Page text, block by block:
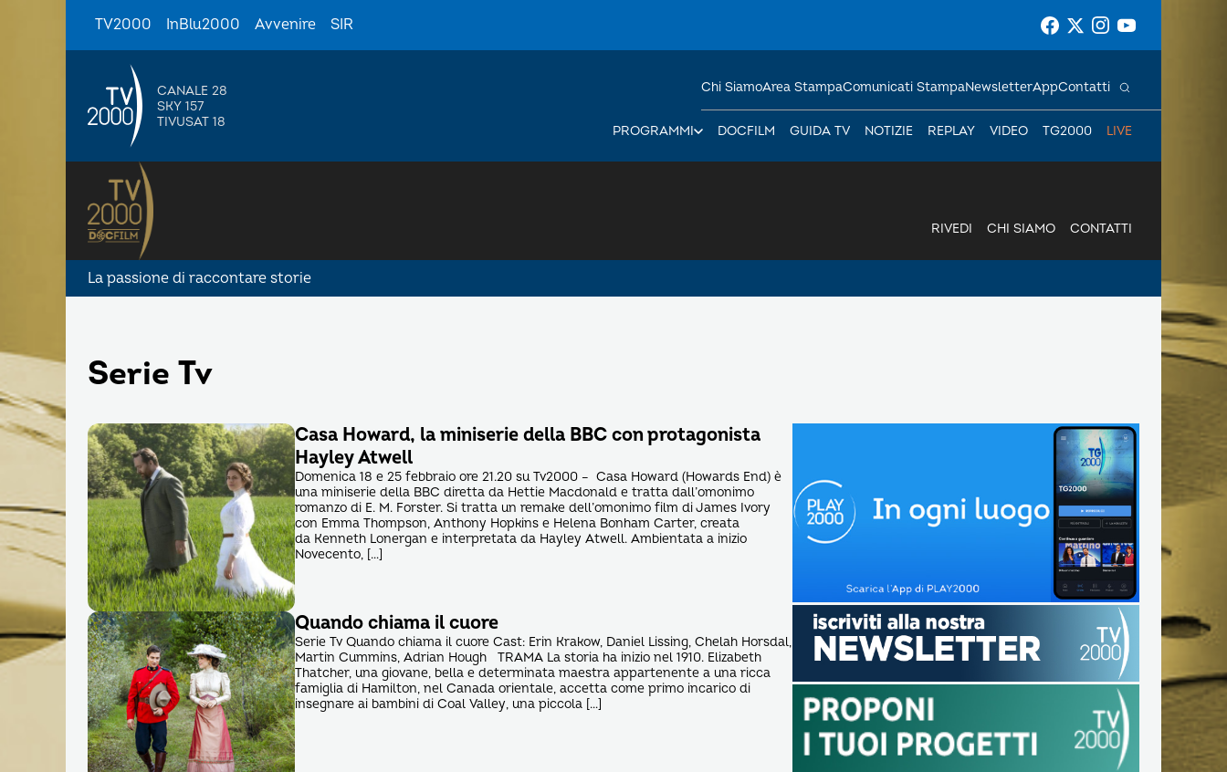
TV2000 InBlu2000 Avvenire SIR
CANALE 28
SKY 157
TIVUSAT 18
PROGRAMMI DOCFILM GUIDA TV NOTIZIE REPLAY VIDEO TG2000 LIVE
Chi SiamoArea StampaComunicati StampaNewsletterAppContatti
RIVEDI CHI SIAMO CONTATTI
La passione di raccontare storie
Serie Tv
Casa Howard, la miniserie della BBC con protagonista
Hayley Atwell
Domenica 18 e 25 febbraio ore 21.20 su Tv2000 – Casa Howard (Howards End) è
una miniserie della BBC diretta da Hettie Macdonald e tratta dall’omonimo
romanzo di E. M. Forster. Si tratta un remake dell’omonimo film di James Ivory
con Emma Thompson, Anthony Hopkins e Helena Bonham Carter, creata
da Kenneth Lonergan e interpretata da Hayley Atwell. Ambientata a inizio
Novecento, […]
Quando chiama il cuore
Serie Tv Quando chiama il cuore Cast: Erin Krakow, Daniel Lissing, Chelah Horsdal,
Martin Cummins, Adrian Hough TRAMA La storia ha inizio nel 1910. Elizabeth
Thatcher, una giovane, bella e determinata maestra appartenente a una ricca
famiglia di Hamilton, nel Canada orientale, accetta come primo incarico di
insegnare ai bambini di Coal Valley, una piccola […]